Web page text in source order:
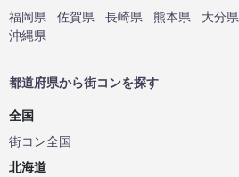
福岡県
佐賀県 長崎県 熊本県 大分県
沖縄県
都道府県から街コンを探す
全国
街コン全国
北海道